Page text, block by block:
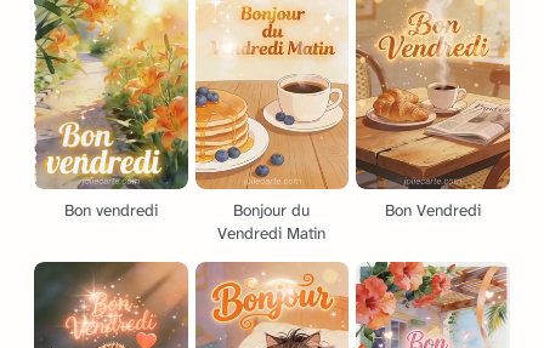
Bon vendredi
Bonjour du
Vendredi Matin
Bon Vendredi